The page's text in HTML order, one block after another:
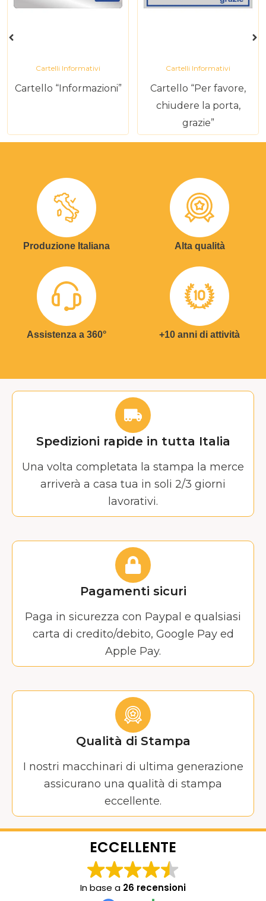
Cartelli Informativi
Cartello “Informazioni”
Cartelli Informativi
Cartello “Per favore,
chiudere la porta,
grazie”
Produzione Italiana Alta qualità
Assistenza a 360° +10 anni di attività
Spedizioni rapide in tutta Italia
Una volta completata la stampa la merce
arriverà a casa tua in soli 2/3 giorni
lavorativi.
Pagamenti sicuri
Paga in sicurezza con Paypal e qualsiasi
carta di credito/debito, Google Pay ed
Apple Pay.
Qualità di Stampa
I nostri macchinari di ultima generazione
assicurano una qualità di stampa
eccellente.
ECCELLENTE
In base a 26 recensioni